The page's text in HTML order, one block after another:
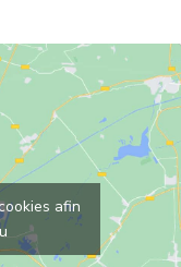
afin